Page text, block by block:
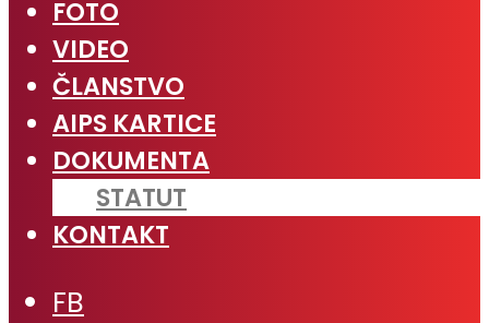
FOTO
VIDEO
ČLANSTVO
AIPS KARTICE
DOKUMENTA
STATUT
KONTAKT
FB